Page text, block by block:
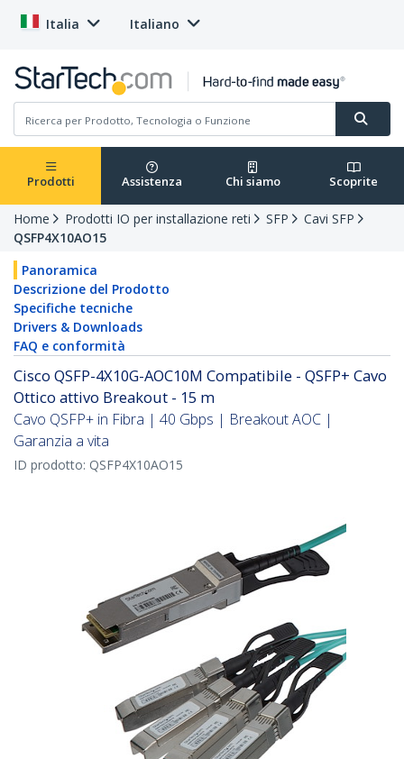
Italia Italiano
Prodotti Assistenza Chi siamo Scoprite
Home Prodotti IO per installazione reti SFP
Cavi SFP
QSFP4X10AO15
Panoramica
Descrizione del Prodotto
Specifiche tecniche
Drivers & Downloads
FAQ e conformità
Cisco QSFP-4X10G-AOC10M Compatibile - QSFP+ Cavo
Ottico attivo Breakout - 15 m
Cavo QSFP+ in Fibra | 40 Gbps | Breakout AOC |
Garanzia a vita
ID prodotto: QSFP4X10AO15